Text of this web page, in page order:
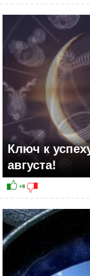
Ключ к
августа!